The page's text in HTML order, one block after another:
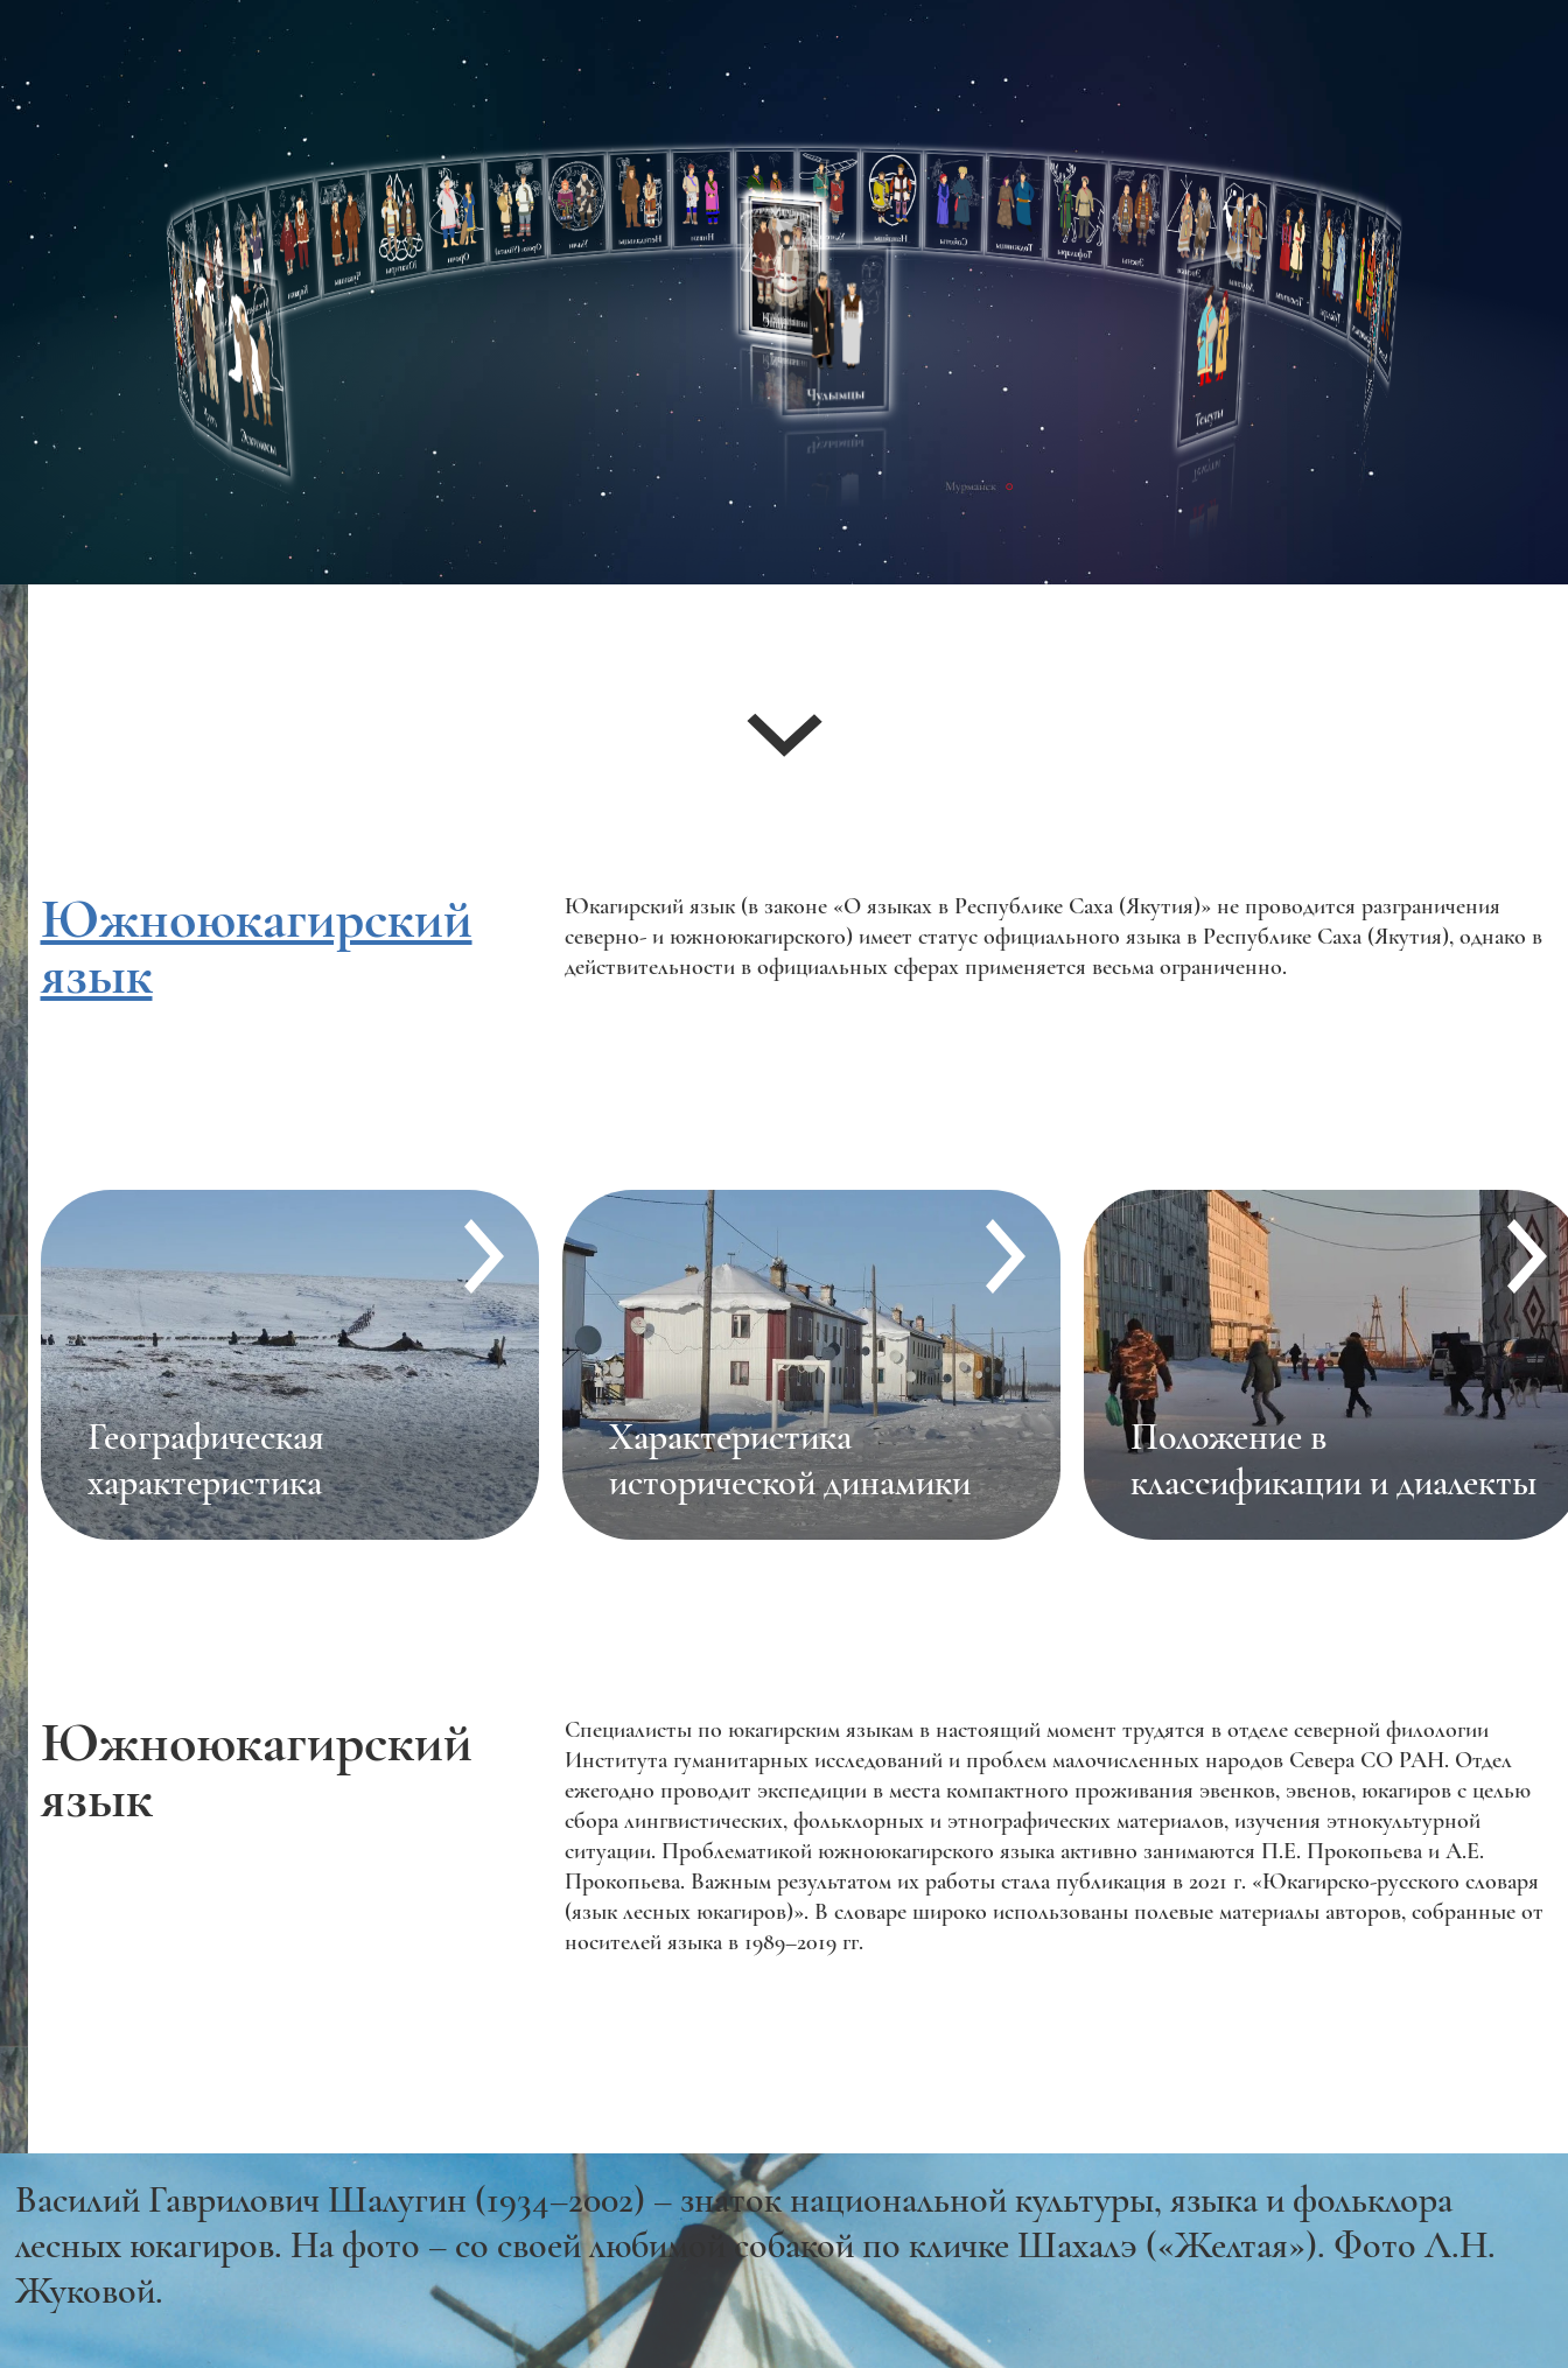
Южно­юкагирский
язык
Юкагирский язык (в законе «О языках в Республике Саха (Якутия)» не проводится разграничения
северно- и южноюкагирского) имеет статус официального языка в Республике Саха (Якутия), однако в
действительности в официальных сферах применяется весьма ограниченно.
Характеристика
исторической динамики
Положение в
классификации и диалекты
Краткая история изучения
языка
Южно­юкагирский
язык
Специалисты по юкагирским языкам в настоящий момент трудятся в отделе северной филологии
Института гуманитарных исследований и проблем малочисленных народов Севера СО РАН. Отдел
ежегодно проводит экспедиции в места компактного проживания эвенков, эвенов, юкагиров с целью
сбора лингвистических, фольклорных и этнографических материалов, изучения этнокультурной
ситуации. Проблематикой южноюкагирского языка активно занимаются П.Е. Прокопьева и А.Е.
Прокопьева. Важным результатом их работы стала публикация в 2021 г. «Юкагирско-русского словаря
(язык лесных юкагиров)». В словаре широко использованы полевые материалы авторов, собранные от
носителей языка в 1989–2019 гг.
Василий Гаврилович Шалугин (1934–2002) – знаток национальной культуры, языка и фольклора
лесных юкагиров. На фото – со своей любимой собакой по кличке Шахалэ («Желтая»). Фото Л.Н.
Жуковой.